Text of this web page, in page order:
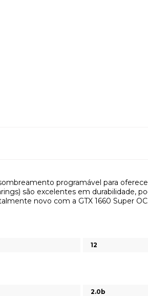
programável para
são excelentes em durabilidade,
novo com a GTX 1660 Super OC.
12
2.0b